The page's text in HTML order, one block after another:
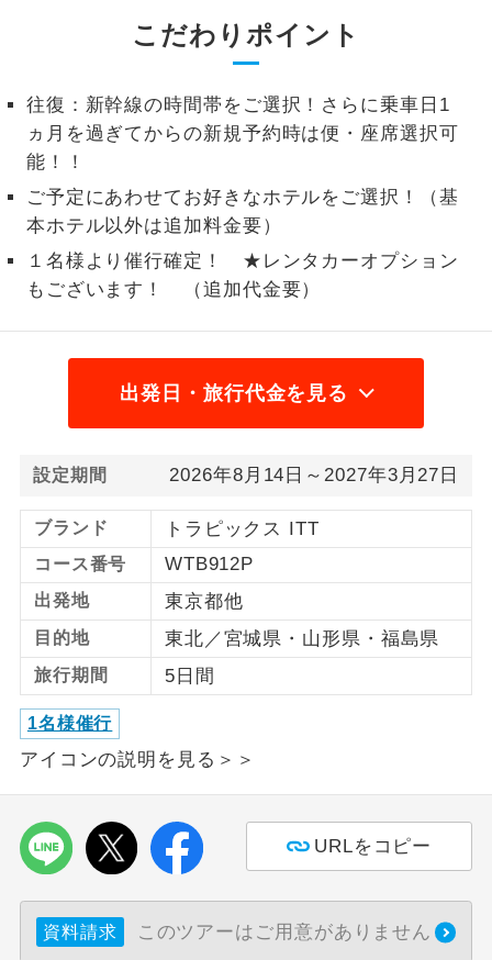
こだわりポイント
往復：新幹線の時間帯をご選択！さらに乗車日1
ヵ月を過ぎてからの新規予約時は便・座席選択可
能！！
ご予定にあわせてお好きなホテルをご選択！（基
本ホテル以外は追加料金要）
１名様より催行確定！ ★レンタカーオプション
もございます！ （追加代金要）
出発日・旅行代金を見る
設定期間 2026年8月14日～2027年3月27日
ブランド トラピックス ITT
コース番号 WTB912P
出発地 東京都他
目的地 東北／宮城県・山形県・福島県
旅行期間 5日間
1名様催行
アイコンの説明を見る＞＞
URLをコピー
資料請求 このツアーはご用意がありません
お部屋にてゆっくりとお召し上がりいた
トラベルイヤ
ホン
周りの音を気にせず、ガイドさんの説明
1名様催行
1名様から出発可能な個人型プランで
す。
2名様催行
2名様から出発可能な個人型プランで
す。
加限定
1名様1室同代
1名様1室利用でも追加料金がかからない
ご夫婦限定
す。
女性限定
女性限定でご参加いただけるコースで
す。
年齢制限あり
ご参加にあたり年齢に制限があるコース
です。
航空会社指定
おひとり様バ
ス2席利用
おひとり様でバス席を2席利⽤できま
す。